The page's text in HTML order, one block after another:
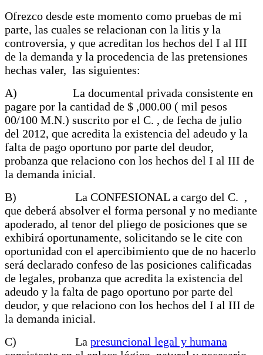
Ofrezco desde este momento como pruebas de mi
parte, las cuales se relacionan con la litis y la
controversia, y que acreditan los hechos del I al III
de la demanda y la procedencia de las pretensiones
hechas valer, las siguientes:
A) La documental privada consistente en
pagare por la cantidad de $ ,000.00 ( mil pesos
00/100 M.N.) suscrito por el C. , de fecha de julio
del 2012, que acredita la existencia del adeudo y la
falta de pago oportuno por parte del deudor,
probanza que relaciono con los hechos del I al III de
la demanda inicial.
B) La CONFESIONAL a cargo del C. ,
que deberá absolver el forma personal y no mediante
apoderado, al tenor del pliego de posiciones que se
exhibirá oportunamente, solicitando se le cite con
oportunidad con el apercibimiento que de no hacerlo
será declarado confeso de las posiciones calificadas
de legales, probanza que acredita la existencia del
adeudo y la falta de pago oportuno por parte del
deudor, y que relaciono con los hechos del I al III de
la demanda inicial.
C) La presuncional legal y humana